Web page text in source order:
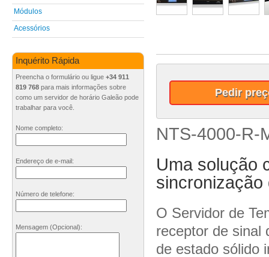
Pedir
NTS-4000-R-
Uma solução
sincronização
O Servidor de
receptor de sinal
de estado sólido
Módulos
Acessórios
Inquérito Rápida
Preencha o formulário ou ligue +34 911
819 768 para mais informações sobre
como um servidor de horário Galeão pode
trabalhar para você.
Nome completo:
Endereço de e-mail:
Número de telefone:
Mensagem (Opcional):